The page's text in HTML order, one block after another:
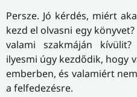
Persze. Jó kérdés, miért
kezd el olvasni egy
valami szakmáján
ilyesmi úgy kezdődik, hogy
emberben, és valamiért
a felfedezésre.